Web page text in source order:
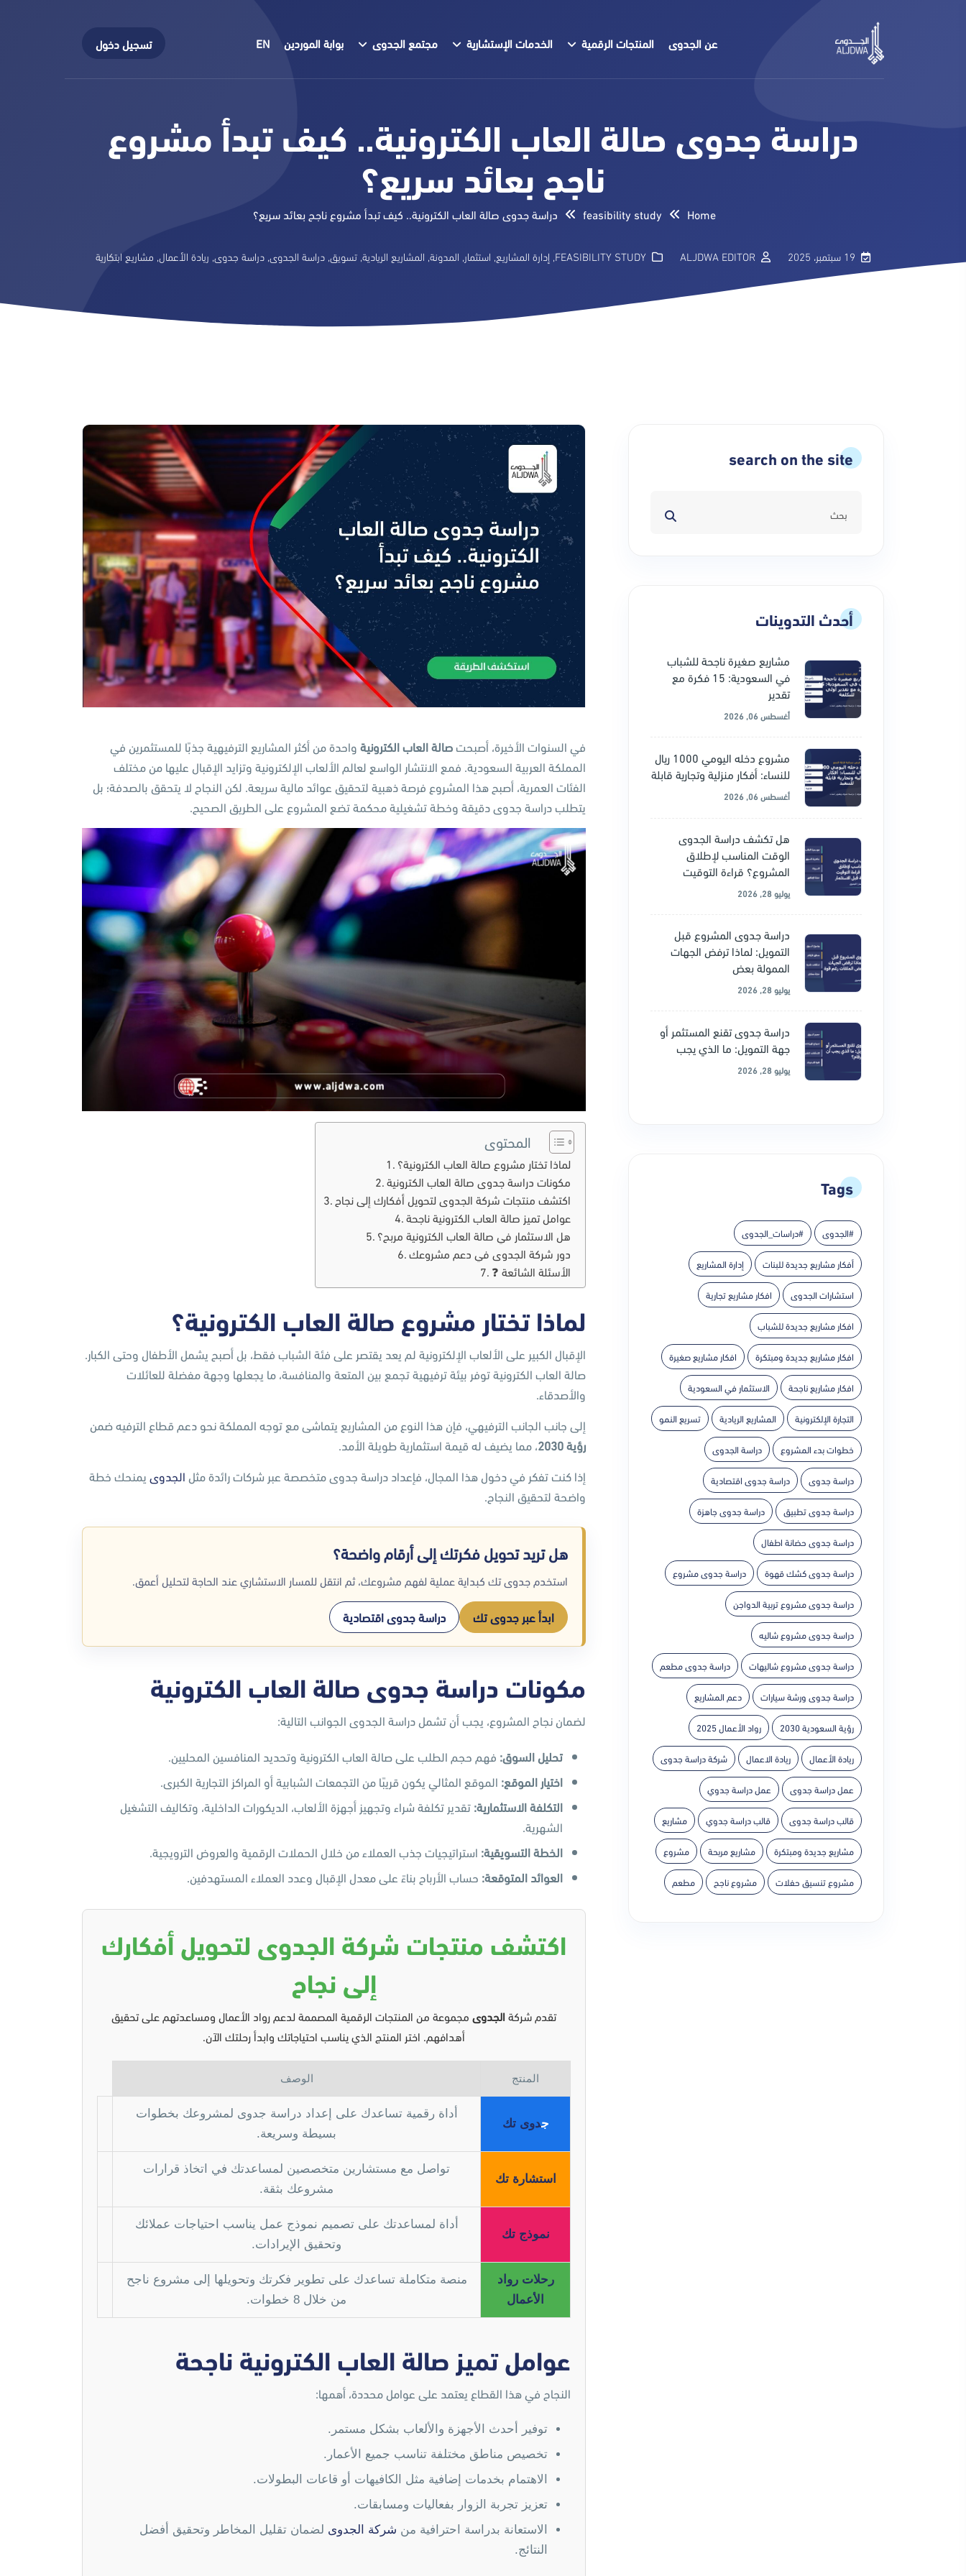
عن الجدوى المنتجات الرقمية الخدمات الإستشارية مجتمع الجدوى بوابة الموردين EN تسجيل دخول
دراسة جدوى صالة العاب الكترونية.. كيف تبدأ مشروع
ناجح بعائد سريع؟
Home
feasibility study دراسة جدوى صالة العاب الكترونية.. كيف تبدأ مشروع ناجح بعائد سريع؟
19 سبتمبر، 2025 ALJDWA EDITOR
FEASIBILITY STUDY
, إدارة المشاريع, استثمار, المدونة, المشاريع الريادية, تسويق, دراسة الجدوى, دراسة جدوى, ريادة الأعمال, مشاريع ابتكارية
search on the site
أحدث التدوينات
مشاريع صغيرة ناجحة للشباب
في السعودية: 15 فكرة مع
تقدير
أغسطس 06, 2026
مشروع دخله اليومي 1000 ريال
للنساء: أفكار منزلية وتجارية قابلة
أغسطس 06, 2026
هل تكشف دراسة الجدوى
الوقت المناسب لإطلاق
المشروع؟ قراءة التوقيت
يوليو 28, 2026
دراسة جدوى المشروع قبل
التمويل: لماذا ترفض الجهات
الممولة بعض
يوليو 28, 2026
دراسة جدوى تقنع المستثمر أو
جهة التمويل: ما الذي يجب
يوليو 28, 2026
Tags
#الجدوى #دراسات_الجدوى
أفكار مشاريع جديدة للبنات إدارة المشاريع
استشارات الجدوى افكار مشاريع تجارية
افكار مشاريع جديدة للشباب
افكار مشاريع جديدة ومبتكرة افكار مشاريع صغيرة
افكار مشاريع ناجحة الاستثمار في السعودية
التجارة الإلكترونية المشاريع الريادية تسريع النمو
خطوات بدء المشروع دراسة الجدوى
دراسة جدوى دراسة جدوى اقتصادية
دراسة جدوى تطبيق دراسة جدوى جاهزة
دراسة جدوى حضانة اطفال
دراسة جدوى كشك قهوة دراسة جدوى مشروع
دراسة جدوى مشروع تربية الدواجن
دراسة جدوى مشروع شاليه
دراسة جدوى مشروع شاليهات دراسة جدوى مطعم
دراسة جدوى ورشة سيارات دعم المشاريع
رؤية السعودية 2030 رواد الأعمال 2025
ريادة الأعمال ريادة الاعمال شركة دراسة جدوى
عمل دراسة جدوى عمل دراسة جدوي
قالب دراسة جدوى قالب دراسة جدوي مشاريع
مشاريع جديدة ومبتكرة مشاريع مربحة مشروع
مشروع تنسيق حفلات مشروع ناجح مطعم
في السنوات الأخيرة، أصبحت صالة العاب الكترونية واحدة من أكثر المشاريع الترفيهية جذبًا للمستثمرين في
المملكة العربية السعودية. فمع الانتشار الواسع لعالم الألعاب الإلكترونية وتزايد الإقبال عليها من مختلف
الفئات العمرية، أصبح هذا المشروع فرصة ذهبية لتحقيق عوائد مالية سريعة. لكن النجاح لا يتحقق بالصدفة؛ بل
يتطلب دراسة جدوى دقيقة وخطة تشغيلية محكمة تضع المشروع على الطريق الصحيح.
المحتوى
لماذا تختار مشروع صالة العاب الكترونية؟
مكونات دراسة جدوى صالة العاب الكترونية
اكتشف منتجات شركة الجدوى لتحويل أفكارك إلى نجاح
عوامل تميز صالة العاب الكترونية ناجحة
هل الاستثمار في صالة العاب الكترونية مربح؟
دور شركة الجدوى في دعم مشروعك
❓ الأسئلة الشائعة
لماذا تختار مشروع صالة العاب الكترونية؟
الإقبال الكبير على الألعاب الإلكترونية لم يعد يقتصر على فئة الشباب فقط، بل أصبح يشمل الأطفال وحتى الكبار.
صالة العاب الكترونية توفر بيئة ترفيهية تجمع بين المتعة والمنافسة، ما يجعلها وجهة مفضلة للعائلات
والأصدقاء.
إلى جانب الجانب الترفيهي، فإن هذا النوع من المشاريع يتماشى مع توجه المملكة نحو دعم قطاع الترفيه ضمن
رؤية 2030
، مما يضيف له قيمة استثمارية طويلة الأمد.
إذا كنت تفكر في دخول هذا المجال، فإعداد دراسة جدوى متخصصة عبر شركات رائدة مثل الجدوى يمنحك خطة
واضحة لتحقيق النجاح.
هل تريد تحويل فكرتك إلى أرقام واضحة؟
استخدم جدوى تك كبداية عملية لفهم مشروعك، ثم انتقل للمسار الاستشاري عند الحاجة لتحليل أعمق.
ابدأ عبر جدوى تك دراسة جدوى اقتصادية
مكونات دراسة جدوى صالة العاب الكترونية
لضمان نجاح المشروع، يجب أن تشمل دراسة الجدوى الجوانب التالية:
تحليل السوق: فهم حجم الطلب على صالة العاب الكترونية وتحديد المنافسين المحليين.
اختيار الموقع: الموقع المثالي يكون قريبًا من التجمعات الشبابية أو المراكز التجارية الكبرى.
التكلفة الاستثمارية: تقدير تكلفة شراء وتجهيز أجهزة الألعاب، الديكورات الداخلية، وتكاليف التشغيل
الشهرية.
الخطة التسويقية: استراتيجيات جذب العملاء من خلال الحملات الرقمية والعروض الترويجية.
العوائد المتوقعة: حساب الأرباح بناءً على معدل الإقبال وعدد العملاء المستهدفين.
اكتشف منتجات شركة الجدوى لتحويل أفكارك
إلى نجاح
تقدم شركة الجدوى مجموعة من المنتجات الرقمية المصممة لدعم رواد الأعمال ومساعدتهم على تحقيق
أهدافهم. اختر المنتج الذي يناسب احتياجاتك وابدأ رحلتك الآن.
المنتج الوصف
جدوى تك
أداة رقمية تساعدك على إعداد دراسة جدوى لمشروعك بخطوات
بسيطة وسريعة.
استشارة تك
تواصل مع مستشارين متخصصين لمساعدتك في اتخاذ قرارات
مشروعك بثقة.
نموذج تك
أداة لمساعدتك على تصميم نموذج عمل يناسب احتياجات عملائك
وتحقيق الإيرادات.
رحلات رواد
الأعمال
منصة متكاملة تساعدك على تطوير فكرتك وتحويلها إلى مشروع ناجح
من خلال 8 خطوات.
عوامل تميز صالة العاب الكترونية ناجحة
النجاح في هذا القطاع يعتمد على عوامل محددة، أهمها:
توفير أحدث الأجهزة والألعاب بشكل مستمر.
تخصيص مناطق مختلفة تناسب جميع الأعمار.
الاهتمام بخدمات إضافية مثل الكافيهات أو قاعات البطولات.
تعزيز تجربة الزوار بفعاليات ومسابقات.
الاستعانة بدراسة احترافية من شركة الجدوى لضمان تقليل المخاطر وتحقيق أفضل
النتائج.